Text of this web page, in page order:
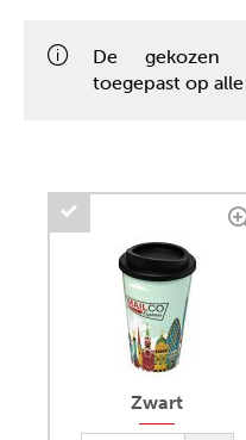
De gekozen
toegepast op
Zwart